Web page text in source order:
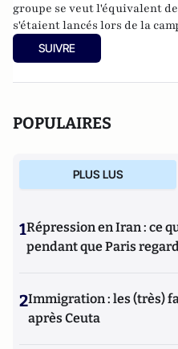
groupe se veut l'équivalent
s'étaient lancés lors de la
en signant un appel à une
eux, souhaitent agir contre le
SUIVRE
POPULAIRES
PLUS LUS
1Répression en Iran : ce
pendant que Paris
2Immigration : les (très)
après Ceuta